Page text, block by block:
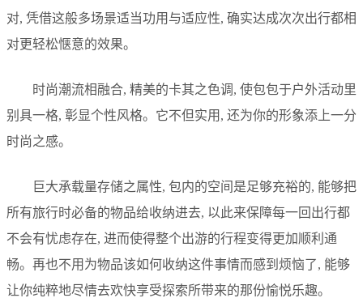
对, 凭借这般多场景适当功用与适应性, 确实达成次次出行都相
对更轻松惬意的效果。
时尚潮流相融合, 精美的卡其之色调, 使包包于户外活动里
别具一格, 彰显个性风格。它不但实用, 还为你的形象添上一分
时尚之感。
巨大承载量存储之属性, 包内的空间是足够充裕的, 能够把
所有旅行时必备的物品给收纳进去, 以此来保障每一回出行都
不会有忧虑存在, 进而使得整个出游的行程变得更加顺利通
畅。再也不用为物品该如何收纳这件事情而感到烦恼了, 能够
让你纯粹地尽情去欢快享受探索所带来的那份愉悦乐趣。